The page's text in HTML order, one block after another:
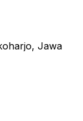
Jawa